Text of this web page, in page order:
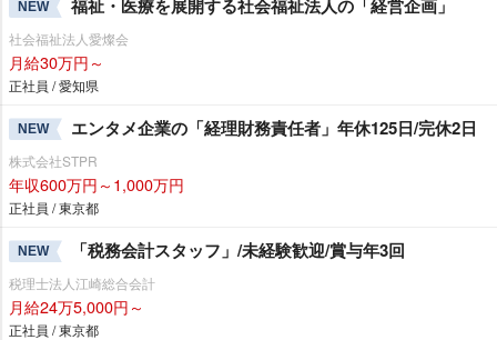
NEW 福祉・医療を展開する社会福祉法人の「経営企画」
社会福祉法人愛燦会
月給30万円～
正社員 / 愛知県
NEW エンタメ企業の「経理財務責任者」年休125日/完休2日
株式会社STPR
年収600万円～1,000万円
正社員 / 東京都
NEW 「税務会計スタッフ」/未経験歓迎/賞与年3回
税理士法人江崎総合会計
月給24万5,000円～
正社員 / 東京都